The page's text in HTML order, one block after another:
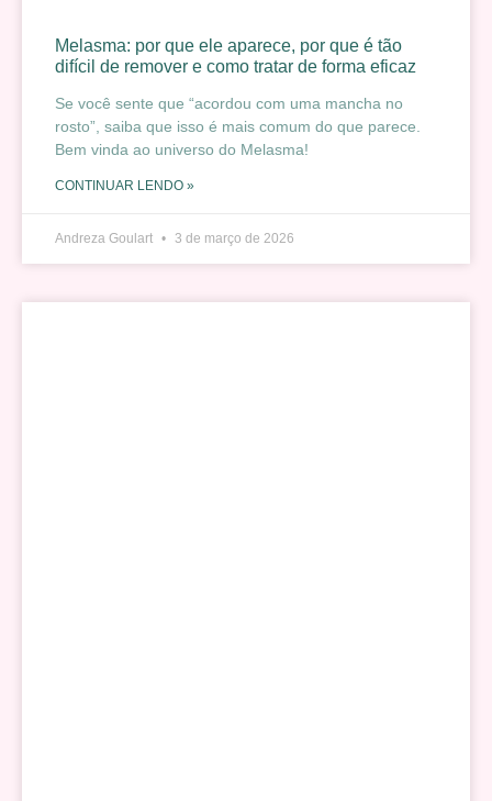
Melasma: por que ele aparece, por que é tão
difícil de remover e como tratar de forma eficaz
Se você sente que “acordou com uma mancha no
rosto”, saiba que isso é mais comum do que parece.
Bem vinda ao universo do Melasma!
CONTINUAR LENDO »
Andreza Goulart 3 de março de 2026